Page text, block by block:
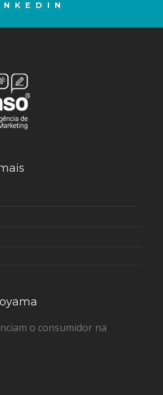
o consumidor na